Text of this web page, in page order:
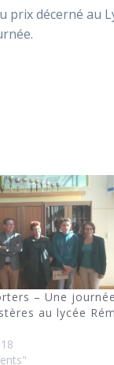
prix décerné au
– Une journée
au lycée